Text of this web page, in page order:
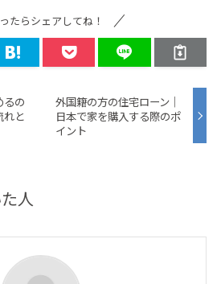
たらシェアしてね！
るの
れと
外国籍の方の住宅ローン｜
日本で家を購入する際のポ
イント
人